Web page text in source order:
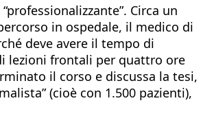
Circa un
in ospedale, il medico di
deve avere il tempo di
lezioni frontali per quattro ore
il corso e discussa la tesi,
(cioè con 1.500 pazienti),